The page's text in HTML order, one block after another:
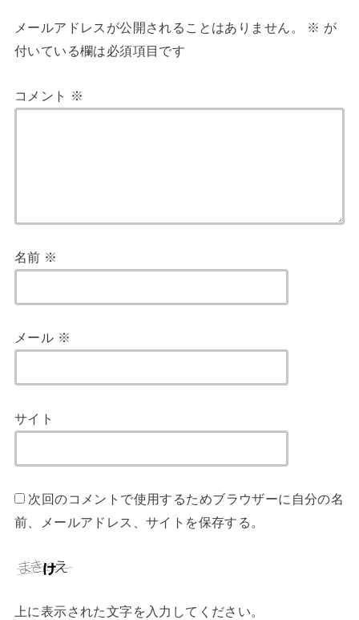
メールアドレスが公開されることはありません。 ※ が
付いている欄は必須項目です
コメント ※
名前 ※
メール ※
サイト
次回のコメントで使用するためブラウザーに自分の名
前、メールアドレス、サイトを保存する。
上に表示された文字を入力してください。